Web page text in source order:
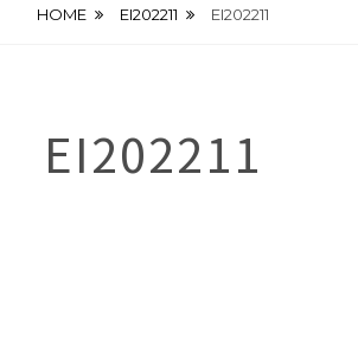
HOME EI202211 EI202211
EI202211